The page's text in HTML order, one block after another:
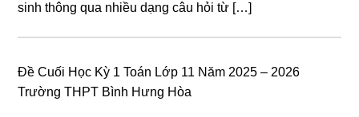
sinh thông qua nhiều dạng câu hỏi từ […]
Đề Cuối Học Kỳ 1 Toán Lớp 11 Năm 2025 – 2026
Trường THPT Bình Hưng Hòa